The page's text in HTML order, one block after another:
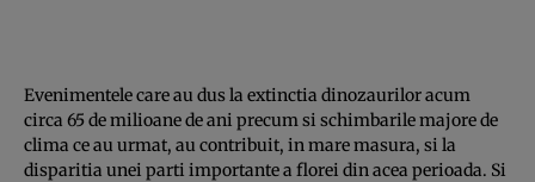
Evenimentele care au dus la extinctia dinozaurilor acum
circa 65 de milioane de ani precum si schimbarile majore de
clima ce au urmat, au contribuit, in mare masura, si la
disparitia unei parti importante a florei din acea perioada. Si